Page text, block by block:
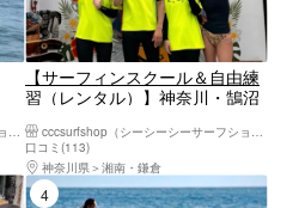
cccsurfshop（シーシーシーサーフショップ）
【サーフィンスクール＆自由練
習（レンタル）】神奈川・鵠沼
cccsurfshop（シーシーシーサーフショップ）
口コミ(113)
神奈川県
湘南・鎌倉
4位